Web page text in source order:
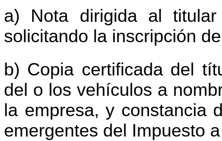
a) Nota dirigida al
solicitando la inscripción
b) Copia certificada del
del o los vehículos a
la empresa, y constancia
emergentes del Impuesto